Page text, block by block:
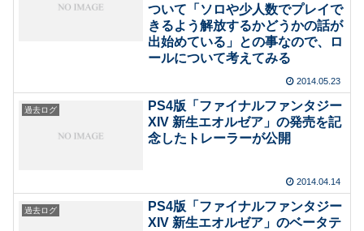
ついて「ソロや少人数でプレイで
きるよう解放するかどうかの話が
出始めている」との事なので、ロ
ールについて考えてみる
2014.05.23
過去ログ
PS4版「ファイナルファンタジー
XIV 新生エオルゼア」の発売を記
念したトレーラーが公開
2014.04.14
過去ログ
PS4版「ファイナルファンタジー
XIV 新生エオルゼア」のベータテ